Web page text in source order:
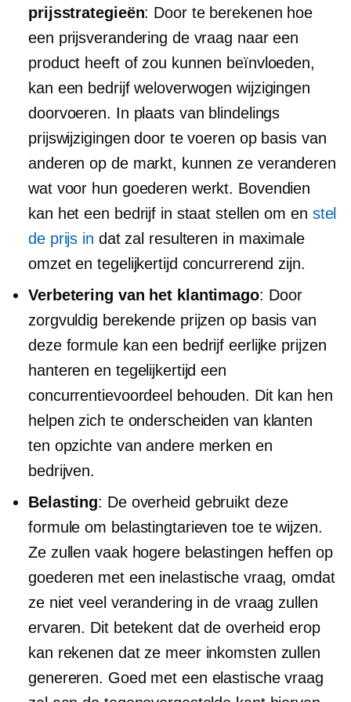
prijsstrategieën: Door te berekenen hoe
een prijsverandering de vraag naar een
product heeft of zou kunnen beïnvloeden,
kan een bedrijf weloverwogen wijzigingen
doorvoeren. In plaats van blindelings
prijswijzigingen door te voeren op basis van
anderen op de markt, kunnen ze veranderen
wat voor hun goederen werkt. Bovendien
kan het een bedrijf in staat stellen om en stel
de prijs in dat zal resulteren in maximale
omzet en tegelijkertijd concurrerend zijn.
Verbetering van het klantimago: Door
zorgvuldig berekende prijzen op basis van
deze formule kan een bedrijf eerlijke prijzen
hanteren en tegelijkertijd een
concurrentievoordeel behouden. Dit kan hen
helpen zich te onderscheiden van klanten
ten opzichte van andere merken en
bedrijven.
Belasting: De overheid gebruikt deze
formule om belastingtarieven toe te wijzen.
Ze zullen vaak hogere belastingen heffen op
goederen met een inelastische vraag, omdat
ze niet veel verandering in de vraag zullen
ervaren. Dit betekent dat de overheid erop
kan rekenen dat ze meer inkomsten zullen
genereren. Goed met een elastische vraag